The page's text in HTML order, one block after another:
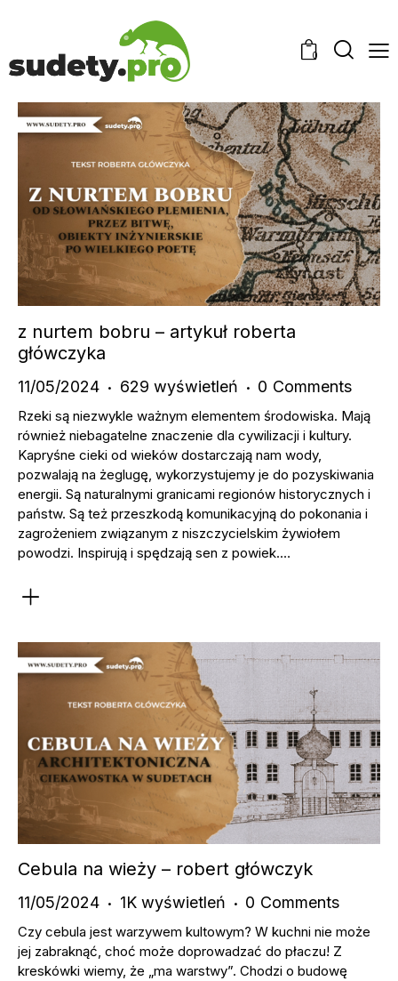
0
z nurtem bobru – artykuł roberta
główczyka
11/05/2024 629 wyświetleń 0 Comments
Rzeki są niezwykle ważnym elementem środowiska. Mają
również niebagatelne znaczenie dla cywilizacji i kultury.
Kapryśne cieki od wieków dostarczają nam wody,
pozwalają na żeglugę, wykorzystujemy je do pozyskiwania
energii. Są naturalnymi granicami regionów historycznych i
państw. Są też przeszkodą komunikacyjną do pokonania i
zagrożeniem związanym z niszczycielskim żywiołem
powodzi. Inspirują i spędzają sen z powiek.…
Cebula na wieży – robert główczyk
11/05/2024 1K wyświetleń 0 Comments
Czy cebula jest warzywem kultowym? W kuchni nie może
jej zabraknąć, choć może doprowadzać do płaczu! Z
kreskówki wiemy, że „ma warstwy”. Chodzi o budowę